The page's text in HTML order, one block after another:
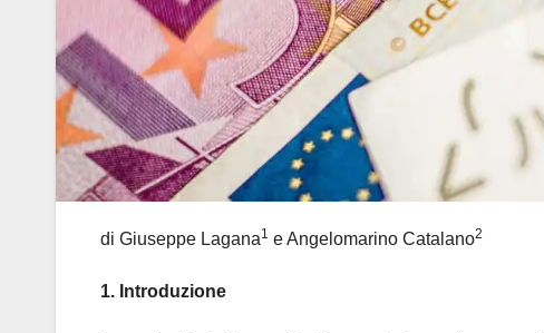
di Giuseppe Lagana1 e Angelomarino Catalano2
1. Introduzione